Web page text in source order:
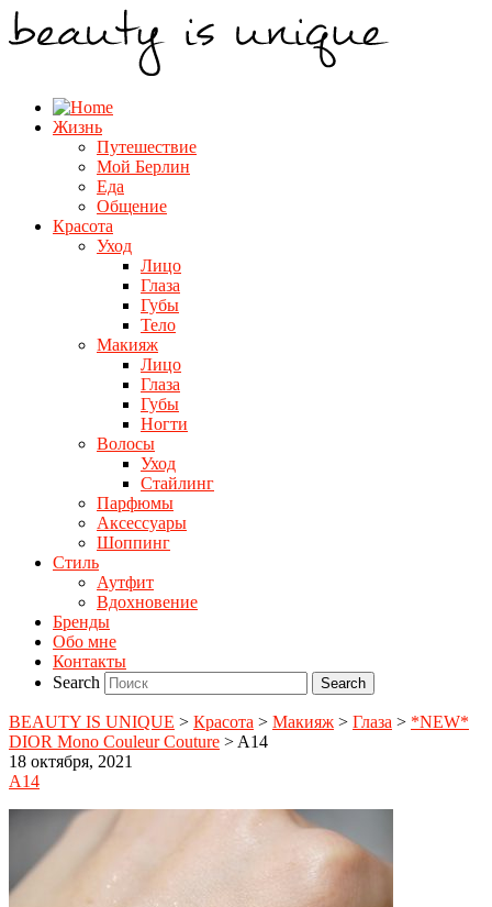
Жизнь
Путешествие
Мой Берлин
Еда
Общение
Красота
Уход
Лицо
Глаза
Губы
Тело
Макияж
Лицо
Глаза
Губы
Ногти
Волосы
Уход
Стайлинг
Парфюмы
Аксессуары
Шоппинг
Стиль
Аутфит
Вдохновение
Бренды
Обо мне
Контакты
Search
BEAUTY IS UNIQUE > Красота > Макияж > Глаза > *NEW*
DIOR Mono Couleur Couture > A14
18 октября, 2021
A14